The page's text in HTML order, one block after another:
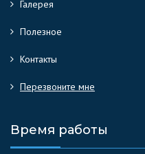
Галерея
Полезное
Контакты
Перезвоните мне
Время работы